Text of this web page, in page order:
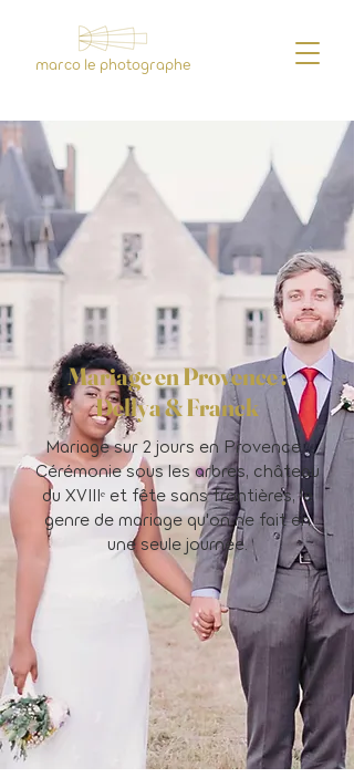
marco le photographe
Mariage en Provence :
Dellya & Franck
Mariage sur 2 jours en Provence :
Cérémonie sous les arbres, château
du XVIIIᵉ et fête sans frontières, le
genre de mariage qu'on ne fait en
une seule journée.